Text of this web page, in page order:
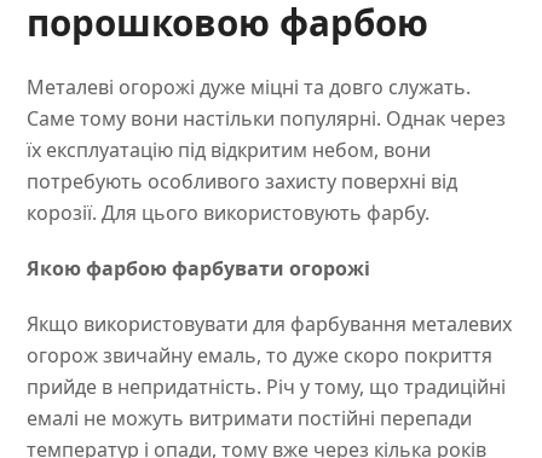
порошковою фарбою
Металеві огорожі дуже міцні та довго служать.
Саме тому вони настільки популярні. Однак через
їх експлуатацію під відкритим небом, вони
потребують особливого захисту поверхні від
корозії. Для цього використовують фарбу.
Якою фарбою фарбувати огорожі
Якщо використовувати для фарбування металевих
огорож звичайну емаль, то дуже скоро покриття
прийде в непридатність. Річ у тому, що традиційні
емалі не можуть витримати постійні перепади
температур і опади, тому вже через кілька років